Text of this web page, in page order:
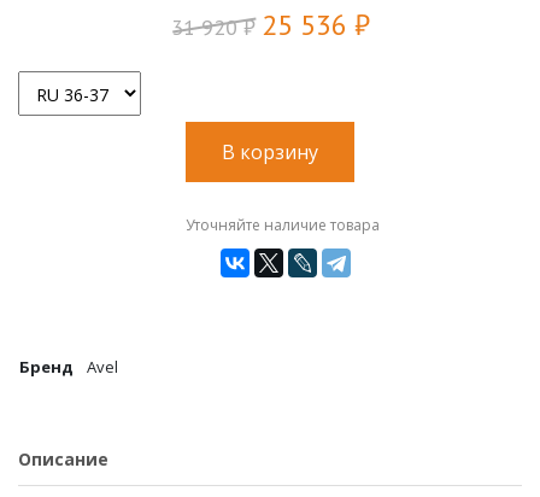
31 920 ₽ 25 536 ₽
В корзину
Уточняйте наличие товара
Бренд Avel
Описание